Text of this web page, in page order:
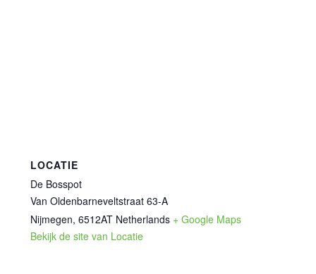
LOCATIE
De Bosspot
Van Oldenbarneveltstraat 63-A
Nijmegen, 6512AT Netherlands + Google Maps
Bekijk de site van Locatie